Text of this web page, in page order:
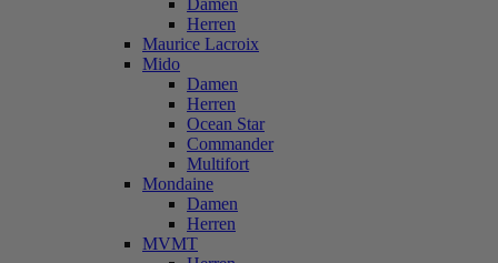
Damen
Herren
Maurice Lacroix
Mido
Damen
Herren
Ocean Star
Commander
Multifort
Mondaine
Damen
Herren
MVMT